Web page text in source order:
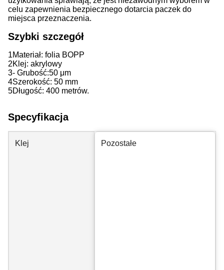
celu zapewnienia bezpiecznego dotarcia paczek do
miejsca przeznaczenia.
Szybki szczegół
1Materiał: folia BOPP
2Klej: akrylowy
3- Grubość:50 μm
4Szerokość: 50 mm
5Długość: 400 metrów.
Specyfikacja
Klej Pozostałe